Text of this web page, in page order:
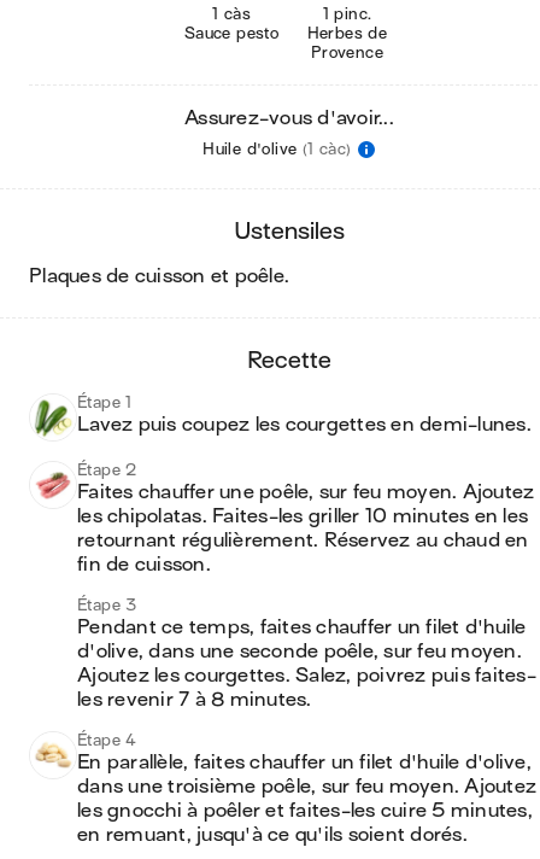
1 càs
Sauce pesto
1 pinc.
Herbes de
Provence
Assurez-vous d'avoir...
Huile d'olive (1 càc)
ustensiles
plaques de cuisson et poêle.
recette
Étape 1
Lavez puis coupez les courgettes en demi-lunes.
Étape 2
Faites chauffer une poêle, sur feu moyen. Ajoutez
les chipolatas. Faites-les griller 10 minutes en les
retournant régulièrement. Réservez au chaud en
fin de cuisson.
Étape 3
Pendant ce temps, faites chauffer un filet d'huile
d'olive, dans une seconde poêle, sur feu moyen.
Ajoutez les courgettes. Salez, poivrez puis faites-
les revenir 7 à 8 minutes.
Étape 4
En parallèle, faites chauffer un filet d'huile d'olive,
dans une troisième poêle, sur feu moyen. Ajoutez
les gnocchi à poêler et faites-les cuire 5 minutes,
en remuant, jusqu'à ce qu'ils soient dorés.